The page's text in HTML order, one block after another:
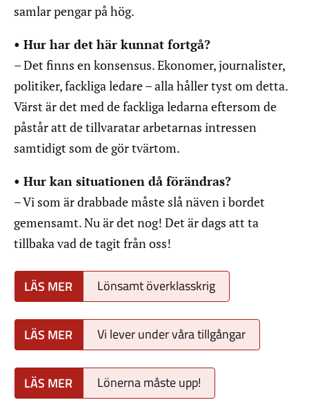
samlar pengar på hög.
• Hur har det här kunnat fortgå?
– Det finns en konsensus. Ekonomer, journalister,
politiker, fackliga ledare – alla håller tyst om detta.
Värst är det med de fackliga ledarna eftersom de
påstår att de tillvaratar arbetarnas intressen
samtidigt som de gör tvärtom.
• Hur kan situationen då förändras?
– Vi som är drabbade måste slå näven i bordet
gemensamt. Nu är det nog! Det är dags att ta
tillbaka vad de tagit från oss!
Lönsamt överklasskrig
Vi lever under våra tillgångar
Lönerna måste upp!